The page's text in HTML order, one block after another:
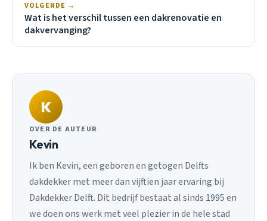
VOLGENDE →
Wat is het verschil tussen een dakrenovatie en
dakvervanging?
K
OVER DE AUTEUR
Kevin
Ik ben Kevin, een geboren en getogen Delfts
dakdekker met meer dan vijftien jaar ervaring bij
Dakdekker Delft. Dit bedrijf bestaat al sinds 1995 en
we doen ons werk met veel plezier in de hele stad